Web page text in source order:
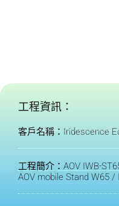
工程資訊：
客戶名稱：Iridescence
工程簡介：AOV IWB-
AOV mobile Stand W65 /